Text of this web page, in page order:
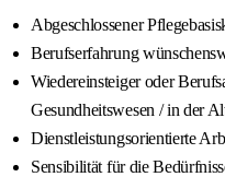
Abgeschlossener
Berufserfahrung
Wiedereinsteiger oder
Gesundheitswesen / in der
Dienstleistungsorientierte
Sensibilität für die